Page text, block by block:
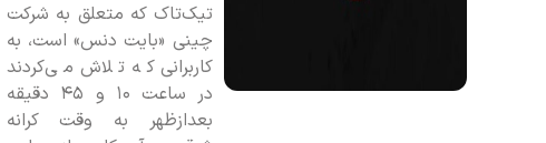
تیک‌تاک که متعلق به شرکت
چینی «بایت دنس» است، به
کاربرانی که تلاش می‌کردند
در ساعت ۱۰ و ۴۵ دقیقه
بعدازظهر به وقت کرانه